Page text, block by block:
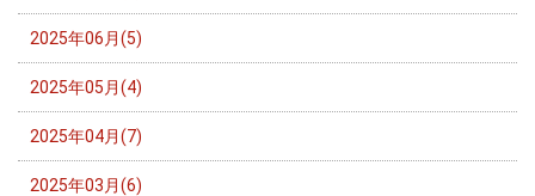
2025年06月(5)
2025年05月(4)
2025年04月(7)
2025年03月(6)